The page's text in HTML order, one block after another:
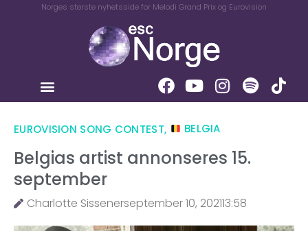
Norges største nyhetsside for Melodi Grand Prix og Eurovision
EUROVISION SONG CONTEST, BELGIA
Belgias artist annonseres 15.
september
Charlotte Sissenerseptember 10, 202113:58